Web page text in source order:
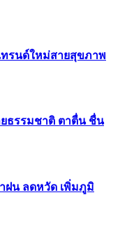
ทรนด์ใหม่สายสุขภาพ
ยธรรมชาติ ตาตื่น ชื่น
ฝน ลดหวัด เพิ่มภูมิ